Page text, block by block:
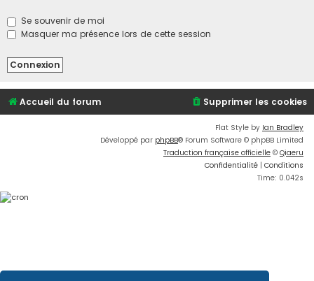
Se souvenir de moi
Masquer ma présence lors de cette session
Accueil du forum Supprimer les cookies
Flat Style by Ian Bradley
Développé par phpBB® Forum Software © phpBB Limited
Traduction française officielle © Qiaeru
Confidentialité | Conditions
Time: 0.042s